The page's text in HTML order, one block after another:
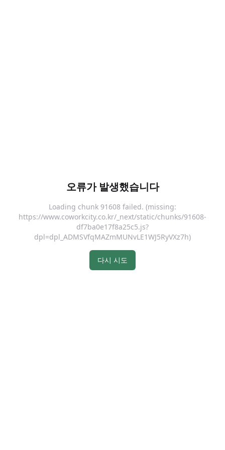
오류가 발생했습니다
Loading chunk 91608 failed. (missing:
https://www.coworkcity.co.kr/_next/static/chunks/91608-
df7ba0e17f8a25c5.js?
dpl=dpl_ADMSVfqMAZmMUNvLE1WJ5RyVXz7h)
다시 시도